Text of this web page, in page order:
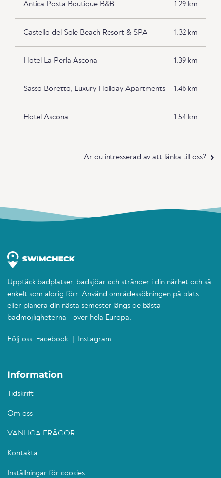
Antica Posta Boutique B&B 1.29 km
Castello del Sole Beach Resort & SPA 1.32 km
Hotel La Perla Ascona 1.39 km
Sasso Boretto, Luxury Holiday Apartments 1.46 km
Hotel Ascona 1.54 km
Är du intresserad av att länka till oss?
Upptäck badplatser, badsjöar och stränder i din närhet och så
enkelt som aldrig förr. Använd områdessökningen på plats
eller planera din nästa semester längs de bästa
badmöjligheterna - över hela Europa.
Följ oss: Facebook Instagram
Information
Tidskrift
Om oss
VANLIGA FRÅGOR
Kontakta
Inställningar för cookies